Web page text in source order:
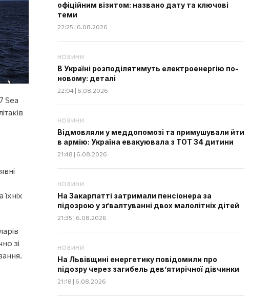
Sea
зі
офіційним візитом: названо дату та ключові
теми
22:25 | 6.08.2026
НОВИНИ
В Україні розподілятимуть електроенергію по-
новому: деталі
22:04 | 6.08.2026
НОВИНИ
Відмовляли у меддопомозі та примушували йти
в армію: Україна евакуювала з ТОТ 34 дитини
21:48 | 6.08.2026
НОВИНИ
На Закарпатті затримали пенсіонера за
підозрою у зґвалтуванні двох малолітніх дітей
21:35 | 6.08.2026
НОВИНИ
На Львівщині енергетику повідомили про
підозру через загибель дев’ятирічної дівчинки
21:18 | 6.08.2026